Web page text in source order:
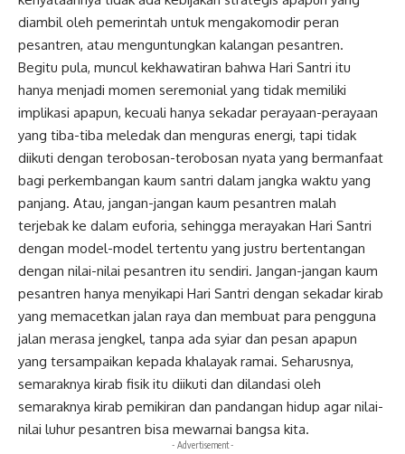
diambil oleh pemerintah untuk mengakomodir peran
pesantren, atau menguntungkan kalangan pesantren.
Begitu pula, muncul kekhawatiran bahwa Hari Santri itu
hanya menjadi momen seremonial yang tidak memiliki
implikasi apapun, kecuali hanya sekadar perayaan-perayaan
yang tiba-tiba meledak dan menguras energi, tapi tidak
diikuti dengan terobosan-terobosan nyata yang bermanfaat
bagi perkembangan kaum santri dalam jangka waktu yang
panjang. Atau, jangan-jangan kaum pesantren malah
terjebak ke dalam euforia, sehingga merayakan Hari Santri
dengan model-model tertentu yang justru bertentangan
dengan nilai-nilai pesantren itu sendiri. Jangan-jangan kaum
pesantren hanya menyikapi Hari Santri dengan sekadar kirab
yang memacetkan jalan raya dan membuat para pengguna
jalan merasa jengkel, tanpa ada syiar dan pesan apapun
yang tersampaikan kepada khalayak ramai. Seharusnya,
semaraknya kirab fisik itu diikuti dan dilandasi oleh
semaraknya kirab pemikiran dan pandangan hidup agar nilai-
nilai luhur pesantren bisa mewarnai bangsa kita.
- Advertisement -